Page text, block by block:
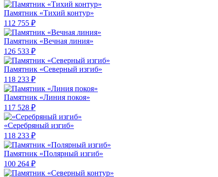
Памятник «Тихий контур»
112 755 ₽
Памятник «Вечная линия»
126 533 ₽
Памятник «Северный изгиб»
118 233 ₽
Памятник «Линия покоя»
117 528 ₽
«Серебряный изгиб»
118 233 ₽
Памятник «Полярный изгиб»
100 264 ₽